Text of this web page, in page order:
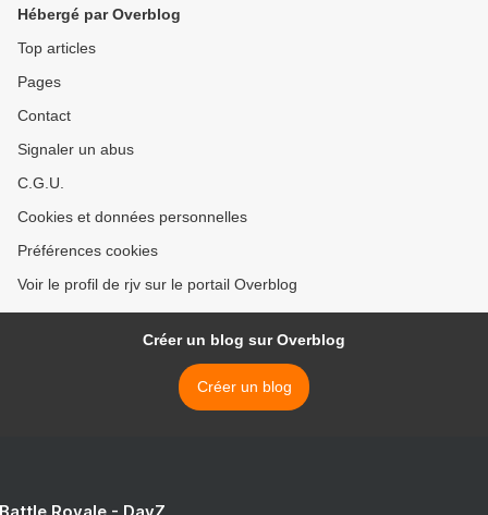
Hébergé par Overblog
Top articles
Pages
Contact
Signaler un abus
C.G.U.
Cookies et données personnelles
Préférences cookies
Voir le profil de rjv sur le portail Overblog
Créer un blog sur Overblog
Créer un blog